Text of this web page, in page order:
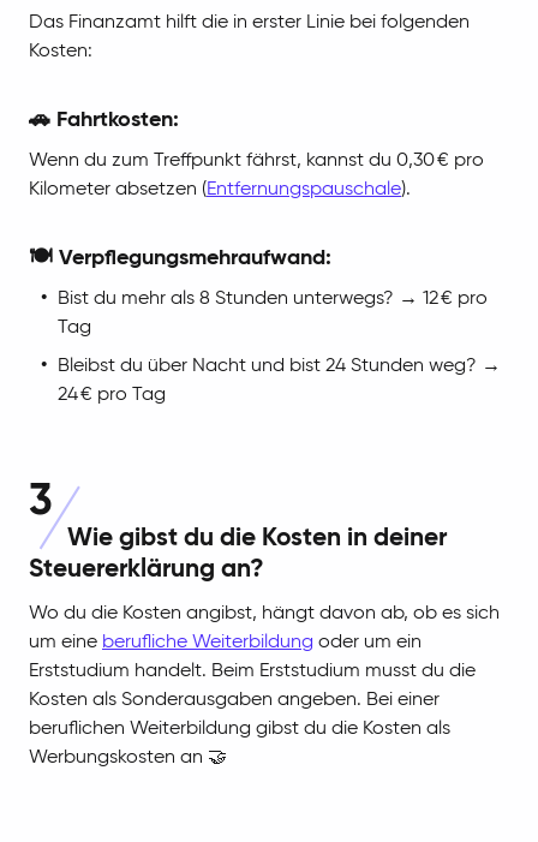
Das Finanzamt hilft die in erster Linie bei folgenden
Kosten:
🚗 Fahrtkosten:
Wenn du zum Treffpunkt fährst, kannst du 0,30 € pro
Kilometer absetzen (Entfernungspauschale).
🍽️ Verpflegungsmehraufwand:
Bist du mehr als 8 Stunden unterwegs? → 12 € pro
Tag
Bleibst du über Nacht und bist 24 Stunden weg? →
24 € pro Tag
3
Wie gibst du die Kosten in deiner
Steuererklärung an?
Wo du die Kosten angibst, hängt davon ab, ob es sich
um eine berufliche Weiterbildung oder um ein
Erststudium handelt. Beim Erststudium musst du die
Kosten als Sonderausgaben angeben. Bei einer
beruflichen Weiterbildung gibst du die Kosten als
Werbungskosten an 🤝